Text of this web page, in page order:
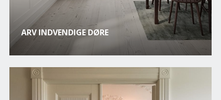
ARV INDVENDIGE DØRE